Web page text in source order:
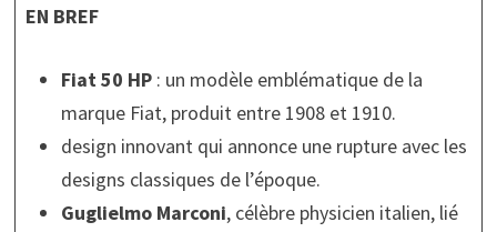
EN BREF
Fiat 50 HP: un modèle emblématique de la
marque Fiat, produit entre 1908 et 1910.
design innovant qui annonce une rupture avec les
designs classiques de l’époque.
Guglielmo Marconi, célèbre physicien italien, lié